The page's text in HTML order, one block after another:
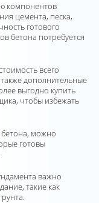
компонентов
цемента, песка,
готового
бетона потребуется
всего
дополнительные
выгодно купить
чтобы избежать
бетона, можно
готовы
важно
такие как